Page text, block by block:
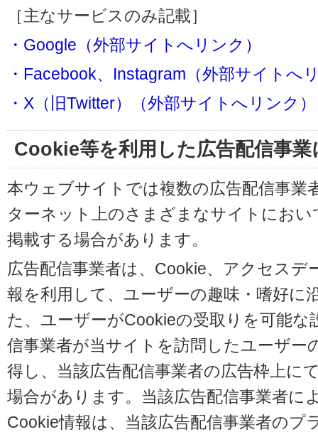
［主なサービスのみ記載］
・Google（外部サイトへリンク）
・Facebook、Instagram（外部サイトへ
・X（旧Twitter）（外部サイトへリンク）
Cookie等を利用した広告配信事
本ウェブサイトでは複数の広告配信事業
ターネット上のさまざまなサイトにお
掲載する場合があります。
広告配信事業者は、Cookie、アクセスデ
報を利用して、ユーザーの趣味・嗜好に
た、ユーザーがCookieの受取りを可能
信事業者が当サイトを訪問したユーザー
得し、当該広告配信事業者の広告枠上に
場合があります。当該広告配信事業者に
Cookie情報は、当該広告配信事業者のプ